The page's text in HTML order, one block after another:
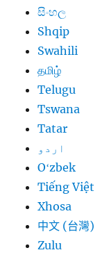
සිංහල
Shqip
Swahili
தமிழ்
Telugu
Tswana
Tatar
اردو
Oʻzbek
Tiếng Việt
Xhosa
中文 (台灣)
Zulu